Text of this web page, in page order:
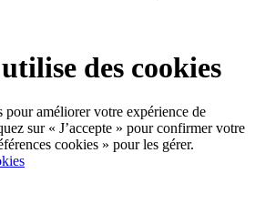
des cookies
améliorer votre expérience de
sur « J’accepte » pour confirmer votre
cookies » pour les gérer.